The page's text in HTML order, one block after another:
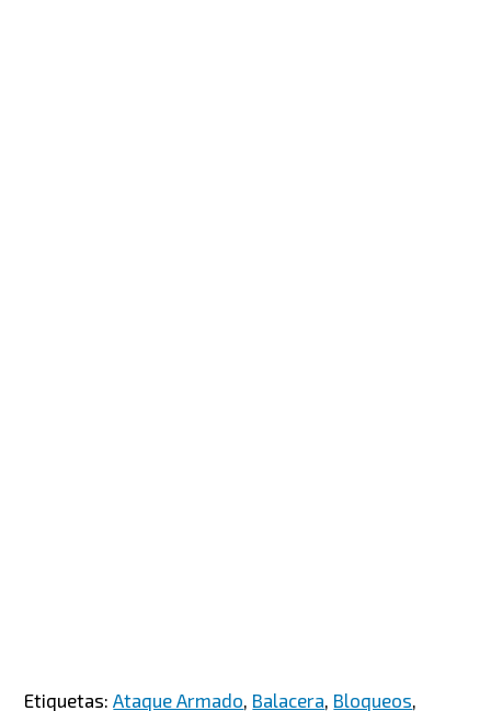
Etiquetas:Ataque Armado, Balacera, Bloqueos,